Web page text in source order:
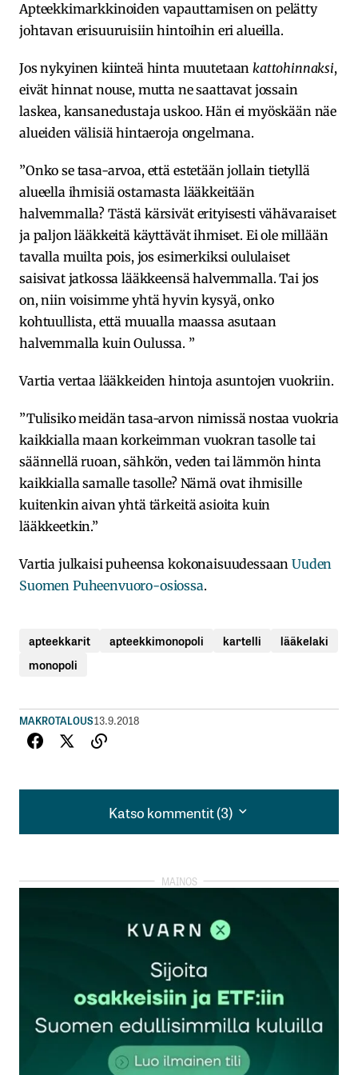
Apteekkimarkkinoiden vapauttamisen on pelätty
johtavan erisuuruisiin hintoihin eri alueilla.
Jos nykyinen kiinteä hinta muutetaan kattohinnaksi,
eivät hinnat nouse, mutta ne saattavat jossain
laskea, kansanedustaja uskoo. Hän ei myöskään näe
alueiden välisiä hintaeroja ongelmana.
”Onko se tasa-arvoa, että estetään jollain tietyllä
alueella ihmisiä ostamasta lääkkeitään
halvemmalla? Tästä kärsivät erityisesti vähävaraiset
ja paljon lääkkeitä käyttävät ihmiset. Ei ole millään
tavalla muilta pois, jos esimerkiksi oululaiset
saisivat jatkossa lääkkeensä halvemmalla. Tai jos
on, niin voisimme yhtä hyvin kysyä, onko
kohtuullista, että muualla maassa asutaan
halvemmalla kuin Oulussa. ”
Vartia vertaa lääkkeiden hintoja asuntojen vuokriin.
”Tulisiko meidän tasa-arvon nimissä nostaa vuokria
kaikkialla maan korkeimman vuokran tasolle tai
säännellä ruoan, sähkön, veden tai lämmön hinta
kaikkialla samalle tasolle? Nämä ovat ihmisille
kuitenkin aivan yhtä tärkeitä asioita kuin
lääkkeetkin.”
Vartia julkaisi puheensa kokonaisuudessaanUuden
Suomen Puheenvuoro-osiossa.
apteekkarit apteekkimonopoli kartelli
lääkelaki
monopoli
MAKROTALOUS13.9.2018
Katso kommentit (3)
Katso kommentit (3)
Espoolaista apteekkaria teki oikaisuvaatimuksen
apteekkien lukumäärää kuudella. Yksi
allekirjoittajista oli Espoonlahden apteekiin
Fimean tavoitteena oli nostaa apteekkien määrää,
jotta kasvavaan kaupunkiin voitaisiin turvata
riittävä määrä apteekkeja. 9 apteekkarin mielestä
tämä oli huono peruste. Jokainen tavallinen